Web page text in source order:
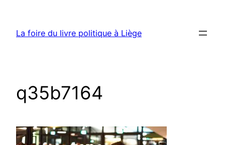
contenu
La foire du livre politique à Liège
q35b7164